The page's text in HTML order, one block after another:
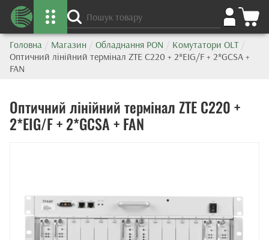
Головна / Магазин / Обладнання PON / Комутатори OLT /
Оптичний лінійний термінал ZTE C220 + 2*EIG/F + 2*GCSA +
FAN
Оптичний лінійний термінал ZTE C220 +
2*EIG/F + 2*GCSA + FAN